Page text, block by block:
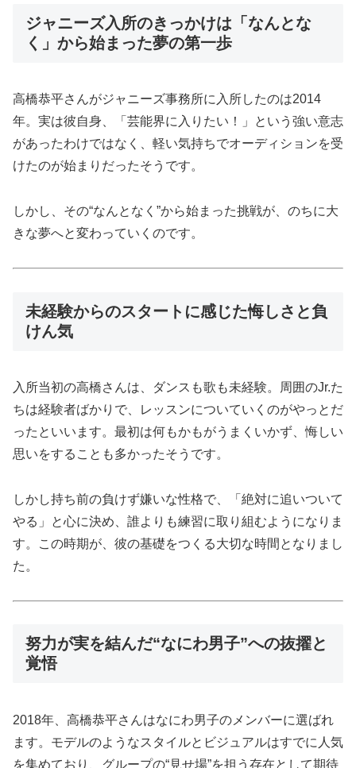
ジャニーズ入所のきっかけは「なんとな
く」から始まった夢の第一歩
高橋恭平さんがジャニーズ事務所に入所したのは2014
年。実は彼自身、「芸能界に入りたい！」という強い意志
があったわけではなく、軽い気持ちでオーディションを受
けたのが始まりだったそうです。
しかし、その“なんとなく”から始まった挑戦が、のちに大
きな夢へと変わっていくのです。
未経験からのスタートに感じた悔しさと負
けん気
入所当初の高橋さんは、ダンスも歌も未経験。周囲のJr.た
ちは経験者ばかりで、レッスンについていくのがやっとだ
ったといいます。最初は何もかもがうまくいかず、悔しい
思いをすることも多かったそうです。
しかし持ち前の負けず嫌いな性格で、「絶対に追いついて
やる」と心に決め、誰よりも練習に取り組むようになりま
す。この時期が、彼の基礎をつくる大切な時間となりまし
た。
努力が実を結んだ“なにわ男子”への抜擢と
覚悟
2018年、高橋恭平さんはなにわ男子のメンバーに選ばれ
ます。モデルのようなスタイルとビジュアルはすでに人気
を集めており、グループの“見せ場”を担う存在として期待